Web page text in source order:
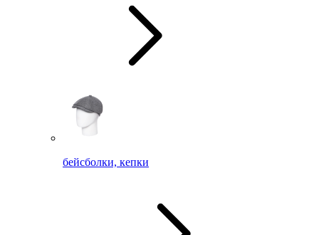
бейсболки, кепки